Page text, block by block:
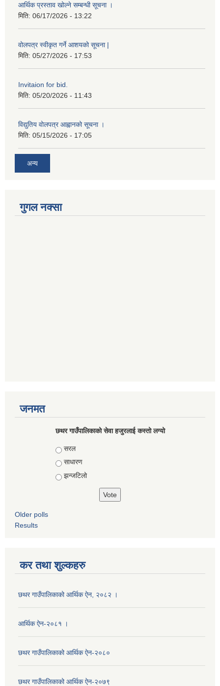
आर्थिक प्रस्ताव खोल्ने सम्बन्धी सूचना ।
मिति: 06/17/2026 - 13:22
वोलपत्र स्वीकृत गर्ने आशयको सूचना |
मिति: 05/27/2026 - 17:53
Invitaion for bid.
मिति: 05/20/2026 - 11:43
विद्युतिय वोलपत्र आह्वानको सूचना ।
मिति: 05/15/2026 - 17:05
अन्य
गुगल नक्सा
जनमत
छथर गाउँपालिकाको सेवा हजुरलाई कस्तो लग्यो
Choices
सरल
साधारण
झन्जटिलो
Older polls
Results
कर तथा शुल्कहरु
छथर गाउँपालिकाको आर्थिक ऐन, २०८२ ।
आर्थिक ऐन-२०८१ ।
छथर गाउँपालिकाको आर्थिक ऐन-२०८०
छथर गाउँपालिकाको आर्थिक ऐन-२०७९